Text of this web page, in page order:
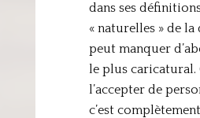
dans ses
« naturelles » de
peut manquer
le plus caricatural.
l’accepter de
c’est